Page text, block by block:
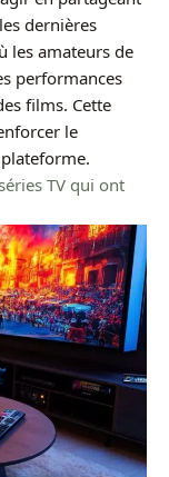
dernières
les amateurs de
performances
films. Cette
le
TV qui ont